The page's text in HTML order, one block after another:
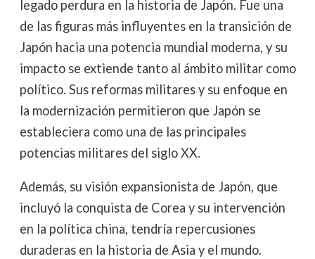
legado perdura en la historia de Japón. Fue una
de las figuras más influyentes en la transición de
Japón hacia una potencia mundial moderna, y su
impacto se extiende tanto al ámbito militar como
político. Sus reformas militares y su enfoque en
la modernización permitieron que Japón se
estableciera como una de las principales
potencias militares del siglo XX.
Además, su visión expansionista de Japón, que
incluyó la conquista de Corea y su intervención
en la política china, tendría repercusiones
duraderas en la historia de Asia y el mundo.